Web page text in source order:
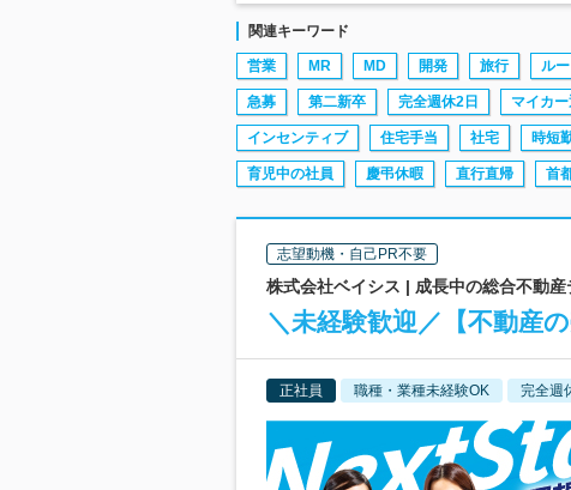
関連キーワード
営業 MR MD 開発 旅行 ル
急募 第二新卒 完全週休2日 マイカ
インセンティブ 住宅手当 社宅 時短
育児中の社員 慶弔休暇 直行直帰 首
志望動機・自己PR不要
株式会社ベイシス | 成長中の総合不動
＼未経験歓迎／【不動産
正社員 職種・業種未経験OK 完全週